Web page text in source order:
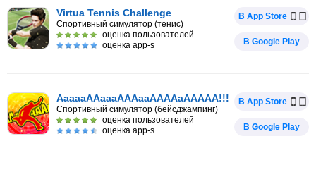
Virtua Tennis Challenge
Спортивный симулятор (тенис)
оценка пользователей
оценка app-s
В App Store
В Google Play
AaaaaAAaaaAAAaaAAAAaAAAAA!!!
Спортивный симулятор (бейсджампинг)
оценка пользователей
оценка app-s
В App Store
В Google Play